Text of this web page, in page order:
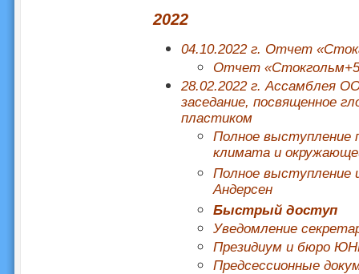
2022
04.10.2022 г. Отчет
Отчет
28.02.2022 г. Ассамблея
заседание, посвященное
пластиком
Полное выступление
климата и
Полное выступление
Андерсен
Быстрый доступ
Уведомление
Президиум и бюро
Предсессионные